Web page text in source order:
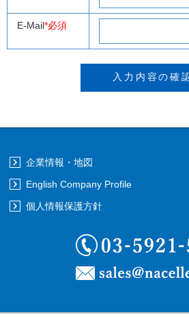
E-Mail*必須
企業情報・地図
English Company Profile
個人情報保護方針